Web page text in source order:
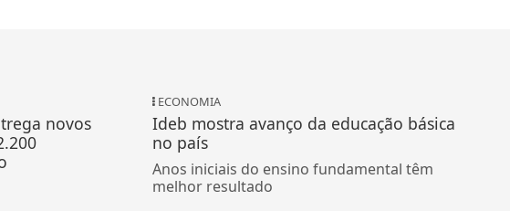
novos
ECONOMIA
Ideb mostra avanço da educação básica
no país
Anos iniciais do ensino fundamental têm
melhor resultado